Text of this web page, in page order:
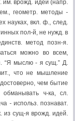
им. врожд. идеи (напр.
геометр. методы -
науках, вкл. ф., след.
пол-й, не нужд. в
метод позн-я.
можно во всем,
“Я мыслю - я сущ.” Д.
что не мышление
чем бытие
ч-ка, сл.
- использ. познават.
из сущ-я врожд. идей.